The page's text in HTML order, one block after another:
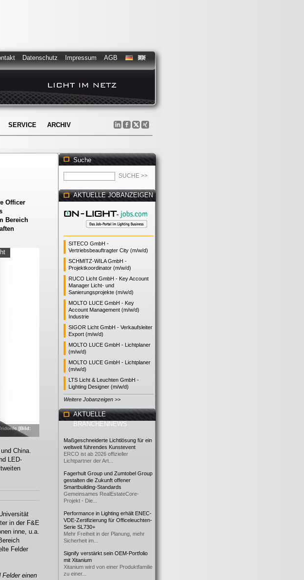
Datenschutz Impressum AGB
SERVICE ARCHIV
Officer
Bereich
China.
LED-
in der F&E
inne, u.a.
Felder
Felder einen
Suche
AKTUELLE JOBANZEIGEN
SITECO GmbH -
Vertriebsbeauftragter City (m/w/d)
SCHMITZ-WILA GmbH -
Projektkoordinator (m/w/d)
RUCO Licht GmbH - Key Account
Manager Licht- und
Sanierungsprojekte (m/w/d)
MOLTO LUCE GmbH - Key
Account Management (m/w/d)
Industrie
SIGOR Licht GmbH - Verkaufsleiter
Export (m/w/d)
MOLTO LUCE GmbH - Lichtplaner
(m/w/d)
MOLTO LUCE GmbH - Lichtplaner
(m/w/d)
LTS Licht & Leuchten GmbH -
Lighting Designer (m/w/d)
Weitere Jobanzeigen >>
AKTUELLE
BRANCHENNEWS
Maßgeschneiderte Lichtlösung für ein
weltweit führendes Kunstevent
ERCO ist ab 2026 offizieller
Lichtpartner der Art...
Fagerhult Group und Zumtobel Group
gestalten die Zukunft offener
Smartbuilding-Standards
Gemeinsames RealEstateCore-
Projekt - Die...
Performance in Lighting erhält ENEC-
VDE-Zertifizierung für Officeleuchten-
Serie SL730+
Mehr Freiheit in der Planung, mehr
Sicherheit im...
Signify verstärkt sein OEM-Portfolio
mit Xitanium
Xitanium wird von einer Produktfamilie
zu einer...